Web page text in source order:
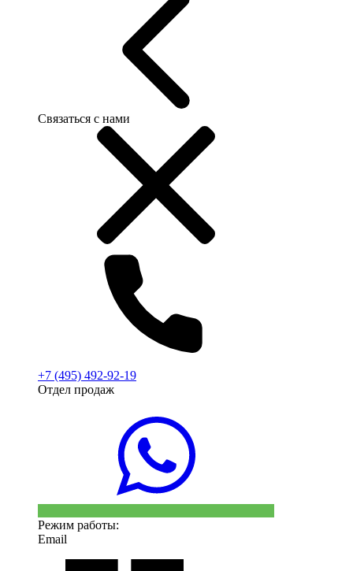
Связаться с нами
+7 (495) 492-92-19
Отдел продаж
Режим работы:
Email